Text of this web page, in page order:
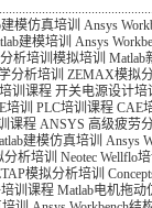
模仿真培训 Ansys
建模培训 Ansys
析培训模拟培训 Matlab
分析培训 ZEMAX模拟
训课程 开关电源设计培
培训 PLC培训课程 CAE
课程 ANSYS 高级疲劳
建模仿真培训 Ansys
分析培训 Neotec Wellflo培
模拟分析培训
训课程 Matlab电机拖动